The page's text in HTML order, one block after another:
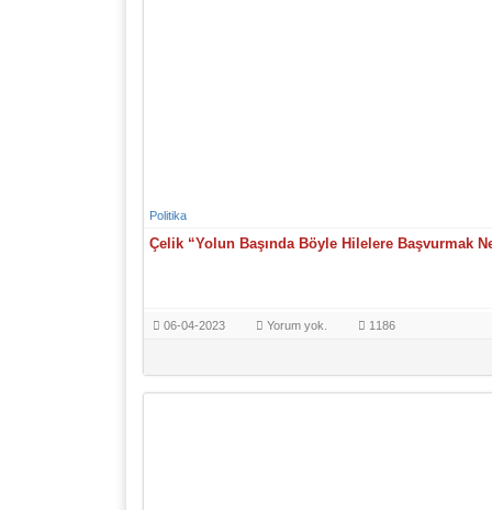
Politika
Çelik “Yolun Başında Böyle Hilelere Başvurmak
06-04-2023 Yorum yok. 1186